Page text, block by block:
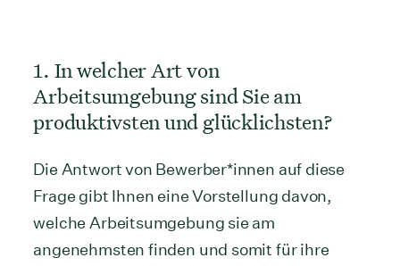
1. In welcher Art von
Arbeitsumgebung sind Sie am
produktivsten und glücklichsten?
Die Antwort von Bewerber*innen auf diese
Frage gibt Ihnen eine Vorstellung davon,
welche Arbeitsumgebung sie am
angenehmsten finden und somit für ihre